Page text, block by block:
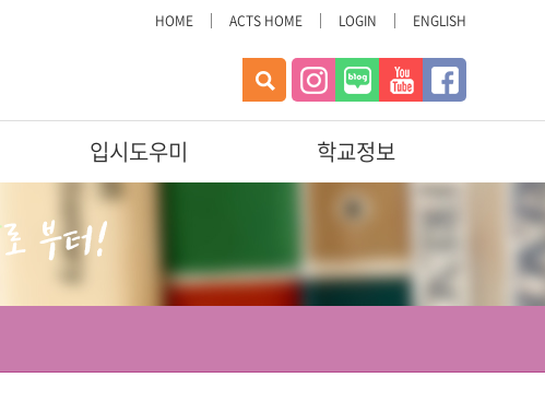
HOME ACTS HOME LOGIN ENGLISH
입시도우미
학교정보
색